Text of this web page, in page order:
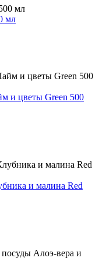
мл
и цветы Green 500
и малина Red